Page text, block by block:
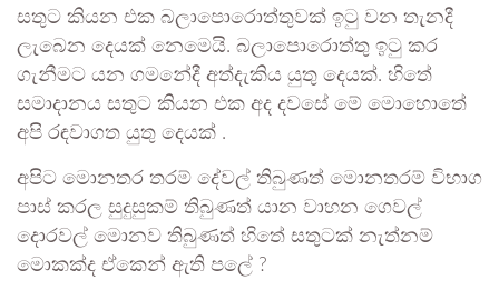
සතුට කියන එක බලාපොරොත්තුවක් ඉටු වන තැනදී
ලැබෙන දෙයක් නෙමෙයි. බලාපොරොත්තු ඉටු කර
ගැනීමට යන ගමනේදී අත්දැකිය යුතු දෙයක්. හිතේ
සමාදානය සතුට කියන එක අද දවසේ මේ මොහොතේ
අපි රඳවාගත යුතු දෙයක් .
අපිට මොනතර තරම් දේවල් තිබුණත් මොනතරම් විභාග
පාස් කරල සුදුසුකම් තිබුණත් යාන වාහන ගෙවල්
දොරවල් මොනව තිබුණත් හිතේ සතුටක් නැත්නම්
මොකක්ද ඒකෙන් ඇති පලේ ?